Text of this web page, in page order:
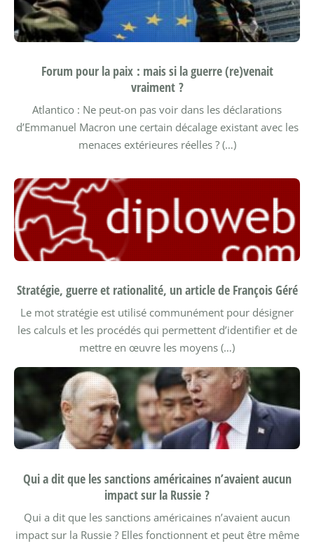
Forum pour la paix : mais si la guerre (re)venait
vraiment ?
Atlantico : Ne peut-on pas voir dans les déclarations
d’Emmanuel Macron une certain décalage existant avec les
menaces extérieures réelles ? (…)
Stratégie, guerre et rationalité, un article de François Géré
Le mot stratégie est utilisé communément pour désigner
les calculs et les procédés qui permettent d’identifier et de
mettre en œuvre les moyens (…)
Qui a dit que les sanctions américaines n’avaient aucun
impact sur la Russie ?
Qui a dit que les sanctions américaines n’avaient aucun
impact sur la Russie ? Elles fonctionnent et peut être même